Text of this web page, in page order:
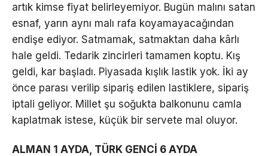
artık kimse fiyat belirleyemiyor. Bugün malını satan
esnaf, yarın aynı malı rafa koyamayacağından
endişe ediyor. Satmamak, satmaktan daha kârlı
hale geldi. Tedarik zincirleri tamamen koptu. Kış
geldi, kar başladı. Piyasada kışlık lastik yok. İki ay
önce parası verilip sipariş edilen lastiklere, sipariş
iptali geliyor. Millet şu soğukta balkonunu camla
kaplatmak istese, küçük bir servete mal oluyor.
ALMAN 1 AYDA, TÜRK GENCİ 6 AYDA